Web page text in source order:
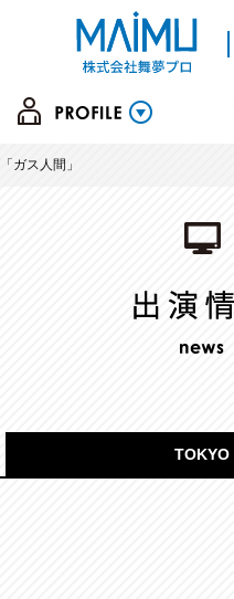
ガス人間」
TOKYO